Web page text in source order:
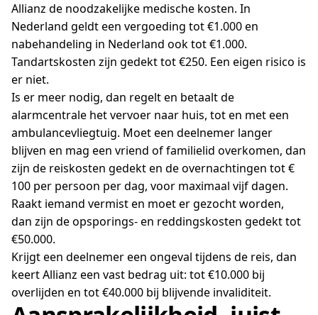
Allianz de noodzakelijke medische kosten. In
Nederland geldt een vergoeding tot €1.000 en
nabehandeling in Nederland ook tot €1.000.
Tandartskosten zijn gedekt tot €250. Een eigen risico is
er niet.
Is er meer nodig, dan regelt en betaalt de
alarmcentrale het vervoer naar huis, tot en met een
ambulancevliegtuig. Moet een deelnemer langer
blijven en mag een vriend of familielid overkomen, dan
zijn de reiskosten gedekt en de overnachtingen tot €
100 per persoon per dag, voor maximaal vijf dagen.
Raakt iemand vermist en moet er gezocht worden,
dan zijn de opsporings- en reddingskosten gedekt tot
€50.000.
Krijgt een deelnemer een ongeval tijdens de reis, dan
keert Allianz een vast bedrag uit: tot €10.000 bij
overlijden en tot €40.000 bij blijvende invaliditeit.